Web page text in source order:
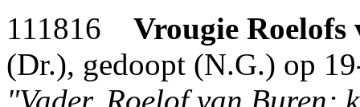
111816 Vrougie Roelofs
(Dr.), gedoopt (N.G.) op